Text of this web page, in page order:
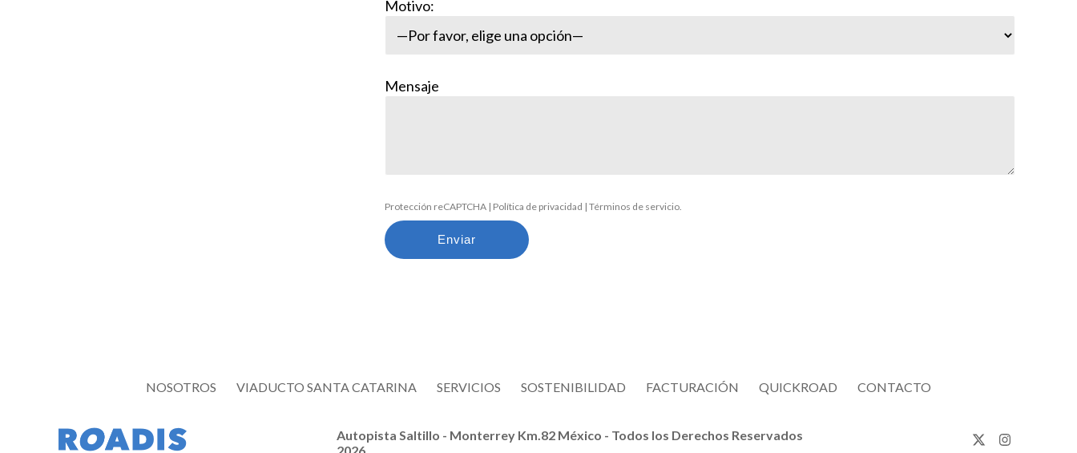
Motivo:
Mensaje
Protección reCAPTCHA | Política de privacidad |Términos de servicio.
NOSOTROS VIADUCTO SANTA CATARINA SERVICIOS SOSTENIBILIDAD FACTURACIÓN QUICKROAD CONTACTO
Autopista Saltillo - Monterrey Km.82 México - Todos los Derechos Reservados